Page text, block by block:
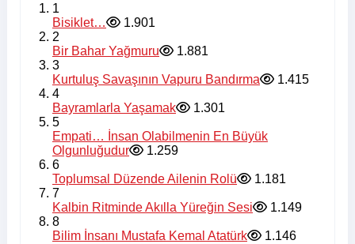
1
Bisiklet…
1.901
2
Bir Bahar Yağmuru
1.881
3
Kurtuluş Savaşının Vapuru Bandırma
1.415
4
Bayramlarla Yaşamak
1.301
5
Empati… İnsan Olabilmenin En Büyük
Olgunluğudur
1.259
6
Toplumsal Düzende Ailenin Rolü
1.181
7
Kalbin Ritminde Akılla Yüreğin Sesi
1.149
8
Bilim İnsanı Mustafa Kemal Atatürk
1.146